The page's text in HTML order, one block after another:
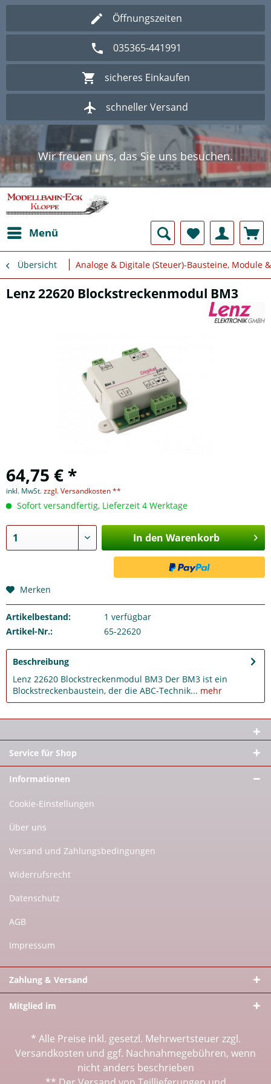
Öffnungszeiten
035365-441991
sicheres Einkaufen
schneller Versand
Wir freuen uns, das Sie uns besuchen.
Herzlich Willkommen im Onlineshop
Modellbahn - Eck Kloppe.
Wir freuen uns, das Sie uns besuchen.
Herzlich Willkommen im Onlineshop
Modellbahn - Eck Kloppe.
Menü
Übersicht Analoge & Digitale (Steuer)-Bausteine, Module
Lenz 22620 Blockstreckenmodul BM3
64,75 € *
inkl. MwSt.zzgl. Versandkosten **
Sofort versandfertig, Lieferzeit 4 Werktage
In den Warenkorb
Merken
Artikelbestand: 1 verfügbar
Artikel-Nr.:
65-22620
Beschreibung
Lenz 22620 Blockstreckenmodul BM3 Der BM3 ist ein
Blockstreckenbaustein, der die ABC-Technik... mehr
Service für Shop
Informationen
Cookie-Einstellungen
Über uns
Versand und Zahlungsbedingungen
Widerrufsrecht
Datenschutz
AGB
Impressum
Zahlung & Versand
Mitglied im
* Alle Preise inkl. gesetzl. Mehrwertsteuer zzgl.
Versandkosten und ggf. Nachnahmegebühren, wenn
nicht anders beschrieben